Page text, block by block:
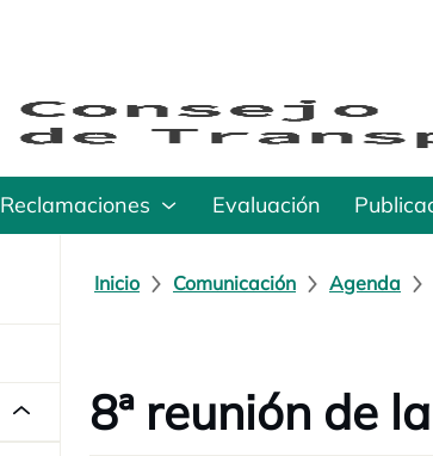
Reclamaciones Evaluación
Inicio Comunicación Agenda
8ª reunión de